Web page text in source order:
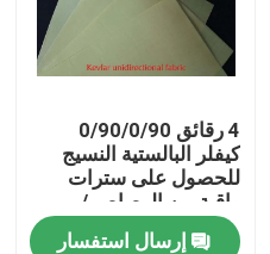
4 رقائق 0/90/0/90
كيفلر البالستية النسيج
للحصول على سترات
واقية من الرصاص /
الدروع الواقية للبدن
إرسال استفسار